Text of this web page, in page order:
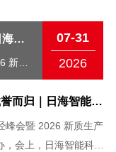
三十载智联求索，科创载誉而归｜日海智能斩获第十五届财经峰会科技创新先锋奖
07-31
2026
三十载智联求索，科创载誉而归｜日海智能斩获第十五届财经峰会科技创新先锋奖
峰会暨 2026 新质生产
，会上，日海智能科技